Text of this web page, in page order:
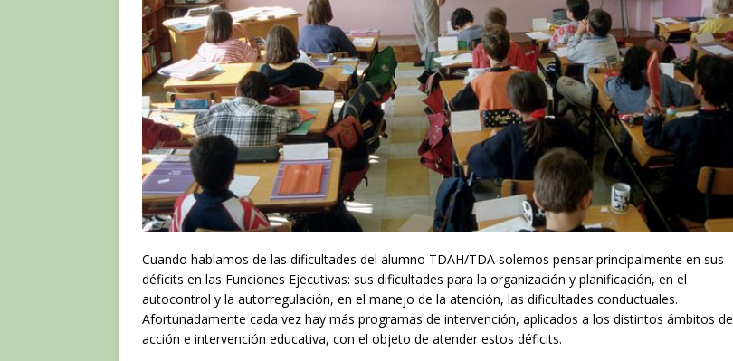
Cuando hablamos de las dificultades del alumno TDAH/TDA solemos pensar principalmente en sus
déficits en las Funciones Ejecutivas: sus dificultades para la organización y planificación, en el
autocontrol y la autorregulación, en el manejo de la atención, las dificultades conductuales.
Afortunadamente cada vez hay más programas de intervención, aplicados a los distintos ámbitos de
acción e intervención educativa, con el objeto de atender estos déficits.